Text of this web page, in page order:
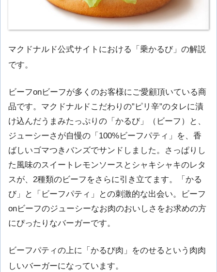
マクドナルド公式サイトにおける「乗かるび」の解説
です。
ビーフonビーフが多くのお客様にご愛顧頂いている商
品です。マクドナルドこだわりの”ピリ辛”のタレに漬
け込んだうまみたっぷりの「かるび」（ビーフ）と、
ジューシーさが自慢の「100%ビーフパティ」を、香
ばしいゴマつきバンズでサンドしました。さっぱりし
た風味のスイートレモンソースとシャキシャキのレタ
スが、2種類のビーフをさらに引き立てます。「かる
び」と「ビーフパティ」との刺激的な出会い。ビーフ
onビーフのジューシーなお肉のおいしさをお求めの方
にぴったりなバーガーです。
ビーフパティの上に「かるび肉」をのせるという肉肉
しいバーガーになっています。